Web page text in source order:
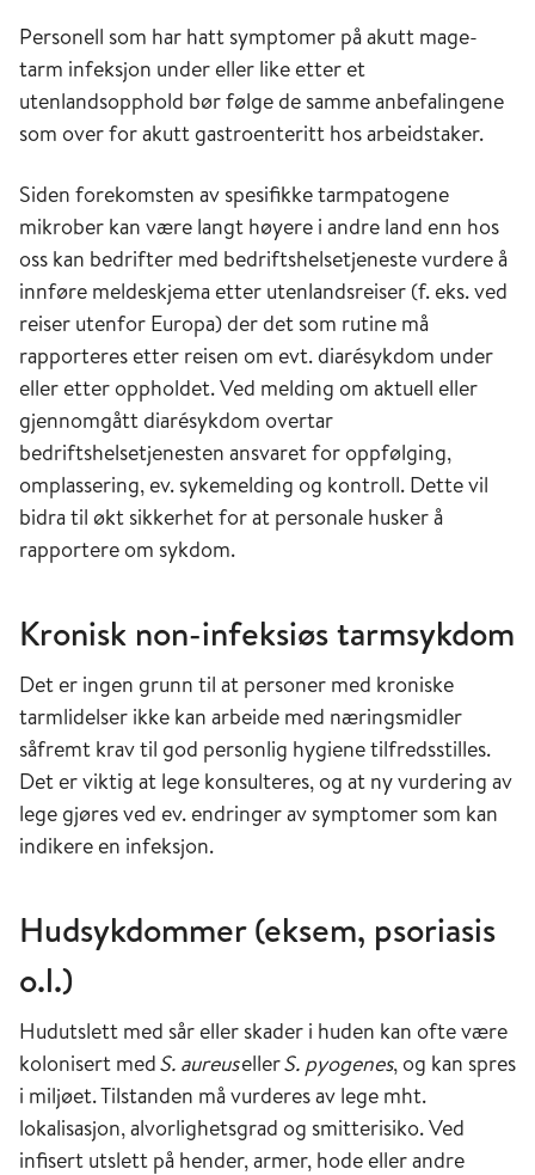
Personell som har hatt symptomer på akutt mage-
tarm infeksjon under eller like etter et
utenlandsopphold bør følge de sammeanbefalingene
som overfor akutt gastroenteritt hos arbeidstaker.
Siden forekomsten av spesifikke tarmpatogene
mikrober kan være langt høyere i andre land enn hos
oss kan bedrifter med bedriftshelsetjeneste vurdere å
innføre meldeskjema etter utenlandsreiser (f. eks. ved
reiser utenfor Europa) der det som rutine må
rapporteres etter reisen om evt. diarésykdom under
eller etter oppholdet. Ved melding om aktuell eller
gjennomgått diarésykdom overtar
bedriftshelsetjenesten ansvaret for oppfølging,
omplassering, ev. sykemelding og kontroll. Dette vil
bidra til økt sikkerhet for at personale husker å
rapportere om sykdom.
Kronisk non-infeksiøs tarmsykdom
Det er ingen grunn til at personer med kroniske
tarmlidelser ikke kan arbeide med næringsmidler
såfremt krav til god personlig hygiene tilfredsstilles.
Det er viktig at lege konsulteres, og at ny vurdering av
lege gjøres ved ev. endringer av symptomer som kan
indikere en infeksjon.
Hudsykdommer (eksem, psoriasis
o.l.)
Hudutslett med sår eller skader i huden kan ofte være
kolonisert medS. aureusellerS. pyogenes, og kan spres
i miljøet. Tilstanden må vurderes av lege mht.
lokalisasjon, alvorlighetsgrad og smitterisiko. Ved
infisert utslett på hender, armer, hode eller andre